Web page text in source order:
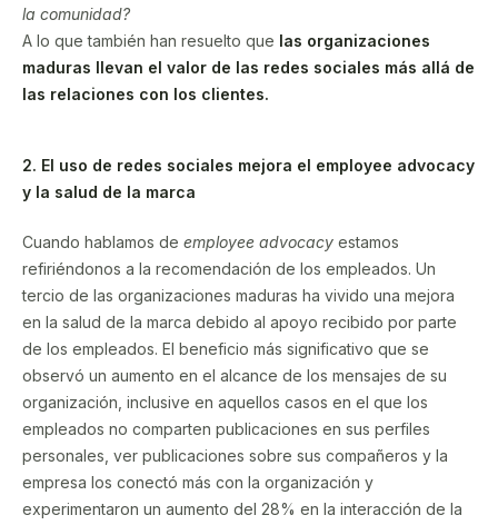
la comunidad?
A lo que también han resuelto que las organizaciones
maduras llevan el valor de las redes sociales más allá de
las relaciones con los clientes.
2. El uso de redes sociales mejora el employee advocacy
y la salud de la marca
Cuando hablamos de employee advocacy estamos
refiriéndonos a la recomendación de los empleados. Un
tercio de las organizaciones maduras ha vivido una mejora
en la salud de la marca debido al apoyo recibido por parte
de los empleados. El beneficio más significativo que se
observó un aumento en el alcance de los mensajes de su
organización, inclusive en aquellos casos en el que los
empleados no comparten publicaciones en sus perfiles
personales, ver publicaciones sobre sus compañeros y la
empresa los conectó más con la organización y
experimentaron un aumento del 28% en la interacción de la